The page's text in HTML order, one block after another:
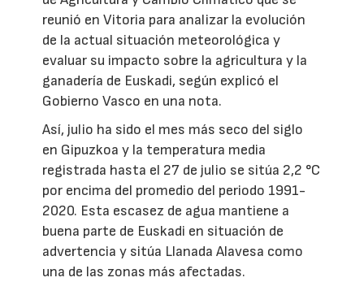
reunió en Vitoria para analizar la evolución
de la actual situación meteorológica y
evaluar su impacto sobre la agricultura y la
ganadería de Euskadi, según explicó el
Gobierno Vasco en una nota.
Así, julio ha sido el mes más seco del siglo
en Gipuzkoa y la temperatura media
registrada hasta el 27 de julio se sitúa 2,2 °C
por encima del promedio del periodo 1991-
2020. Esta escasez de agua mantiene a
buena parte de Euskadi en situación de
advertencia y sitúa Llanada Alavesa como
una de las zonas más afectadas.